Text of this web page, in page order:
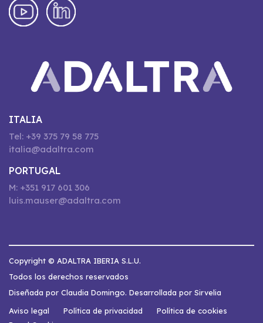
ITALIA
Tel: +39 375 79 58 775
italia@adaltra.com
PORTUGAL
M: +351 917 601 306
luis.mauser@adaltra.com
Copyright © ADALTRA IBERIA S.L.U.
Todos los derechos reservados
Diseñada por Claudia Domingo. Desarrollada por Sirvelia
Aviso legal
Política de privacidad
Política de cookies